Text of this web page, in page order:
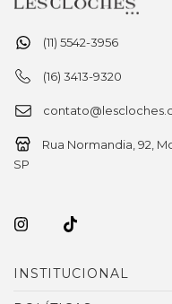
(11) 5542-3956
(16) 3413-9320
Rua Normandia, 92,
SP
INSTITUCIONAL